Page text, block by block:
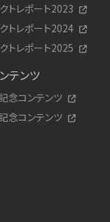
トレポート2023
トレポート2024
トレポート2025
テンツ
念コンテンツ
念コンテンツ